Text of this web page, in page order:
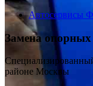
Автосервисы
Замена
районе Москвы